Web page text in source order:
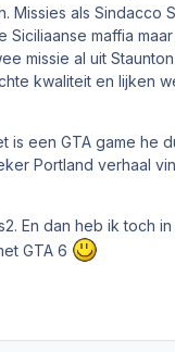
Missies als Sindacco
maffia
missie al uit
kwaliteit en lijken
een GTA game he
Portland verhaal
En dan heb ik toch
GTA 6